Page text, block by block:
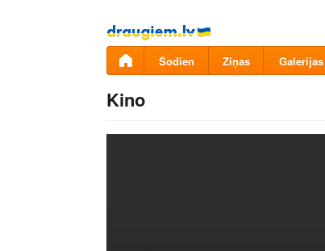
Pāriet
uz
saturu
Šodien Ziņas Galerijas
Kino